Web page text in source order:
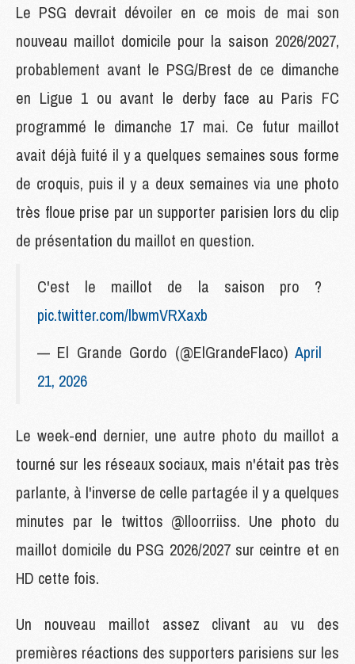
Le PSG devrait dévoiler en ce mois de mai son
nouveau maillot domicile pour la saison 2026/2027,
probablement avant le PSG/Brest de ce dimanche
en Ligue 1 ou avant le derby face au Paris FC
programmé le dimanche 17 mai. Ce futur maillot
avait déjà fuité il y a quelques semaines sous forme
de croquis, puis il y a deux semaines via une photo
très floue prise par un supporter parisien lors du clip
de présentation du maillot en question.
C'est le maillot de la saison pro ?
pic.twitter.com/lbwmVRXaxb
— El Grande Gordo (@ElGrandeFlaco) April
21, 2026
Le week-end dernier, une autre photo du maillot a
tourné sur les réseaux sociaux, mais n'était pas très
parlante, à l'inverse de celle partagée il y a quelques
minutes par le twittos @lloorriiss. Une photo du
maillot domicile du PSG 2026/2027 sur ceintre et en
HD cette fois.
Un nouveau maillot assez clivant au vu des
premières réactions des supporters parisiens sur les